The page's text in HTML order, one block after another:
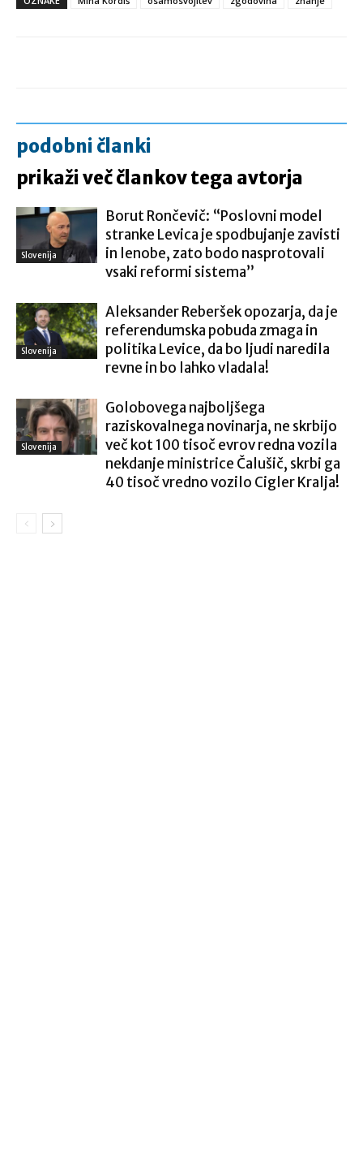
podobni članki
prikaži več člankov tega avtorja
Slovenija
Borut Rončevič: “Poslovni model
stranke Levica je spodbujanje zavisti
in lenobe, zato bodo nasprotovali
vsaki reformi sistema”
Slovenija
Aleksander Reberšek opozarja, da je
referendumska pobuda zmaga in
politika Levice, da bo ljudi naredila
revne in bo lahko vladala!
Slovenija
Golobovega najboljšega
raziskovalnega novinarja, ne skrbijo
več kot 100 tisoč evrov redna vozila
nekdanje ministrice Čalušič, skrbi ga
40 tisoč vredno vozilo Cigler Kralja!